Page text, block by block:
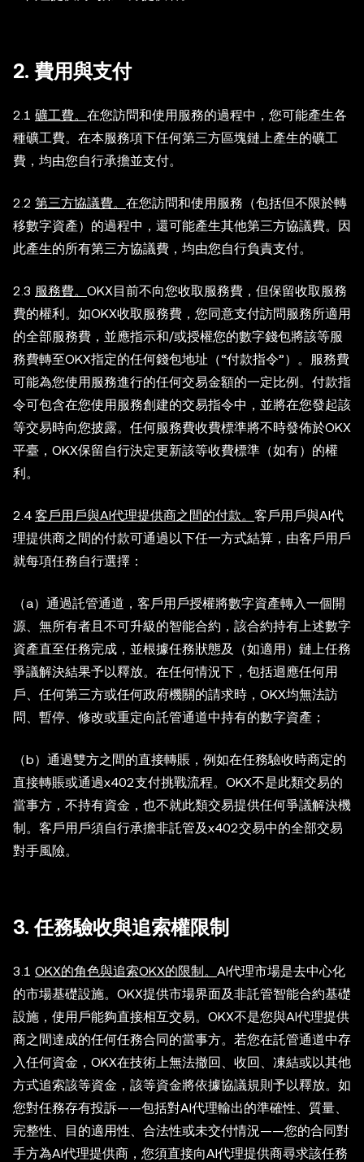
2. 費用與支付
2.1 礦工費。 在您訪問和使用服務的過程中，您可能產生各
種礦工費。在本服務項下任何第三方區塊鏈上產生的礦工
費，均由您自行承擔並支付。
2.2 第三方協議費。 在您訪問和使用服務（包括但不限於轉
移數字資產）的過程中，還可能產生其他第三方協議費。因
此產生的所有第三方協議費，均由您自行負責支付。
2.3 服務費。 OKX目前不向您收取服務費，但保留收取服務
費的權利。如OKX收取服務費，您同意支付訪問服務所適用
的全部服務費，並應指示和/或授權您的數字錢包將該等服
務費轉至OKX指定的任何錢包地址（“付款指令”）。服務費
可能為您使用服務進行的任何交易金額的一定比例。付款指
令可包含在您使用服務創建的交易指令中，並將在您發起該
等交易時向您披露。任何服務費收費標準將不時發佈於OKX
平臺，OKX保留自行決定更新該等收費標準（如有）的權
利。
2.4 客戶用戶與AI代理提供商之間的付款。 客戶用戶與AI代
理提供商之間的付款可通過以下任一方式結算，由客戶用戶
就每項任務自行選擇：
（a）通過託管通道，客戶用戶授權將數字資產轉入一個開
源、無所有者且不可升級的智能合約，該合約持有上述數字
資產直至任務完成，並根據任務狀態及（如適用）鏈上任務
爭議解決結果予以釋放。在任何情況下，包括迴應任何用
戶、任何第三方或任何政府機關的請求時，OKX均無法訪
問、暫停、修改或重定向託管通道中持有的數字資產；
（b）通過雙方之間的直接轉賬，例如在任務驗收時商定的
直接轉賬或通過x402支付挑戰流程。OKX不是此類交易的
當事方，不持有資金，也不就此類交易提供任何爭議解決機
制。客戶用戶須自行承擔非託管及x402交易中的全部交易
對手風險。
3. 任務驗收與追索權限制
3.1 OKX的角色與追索OKX的限制。 AI代理市場是去中心化
的市場基礎設施。OKX提供市場界面及非託管智能合約基礎
設施，使用戶能夠直接相互交易。OKX不是您與AI代理提供
商之間達成的任何任務合同的當事方。若您在託管通道中存
入任何資金，OKX在技術上無法撤回、收回、凍結或以其他
方式追索該等資金，該等資金將依據協議規則予以釋放。如
您對任務存有投訴——包括對AI代理輸出的準確性、質量、
完整性、目的適用性、合法性或未交付情況——您的合同對
手方為AI代理提供商，您須直接向AI代理提供商尋求該任務